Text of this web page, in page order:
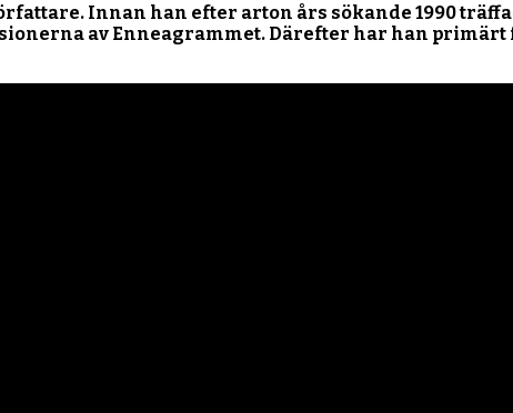
Innan han efter arton års sökande 1990
av Enneagrammet. Därefter har han primärt